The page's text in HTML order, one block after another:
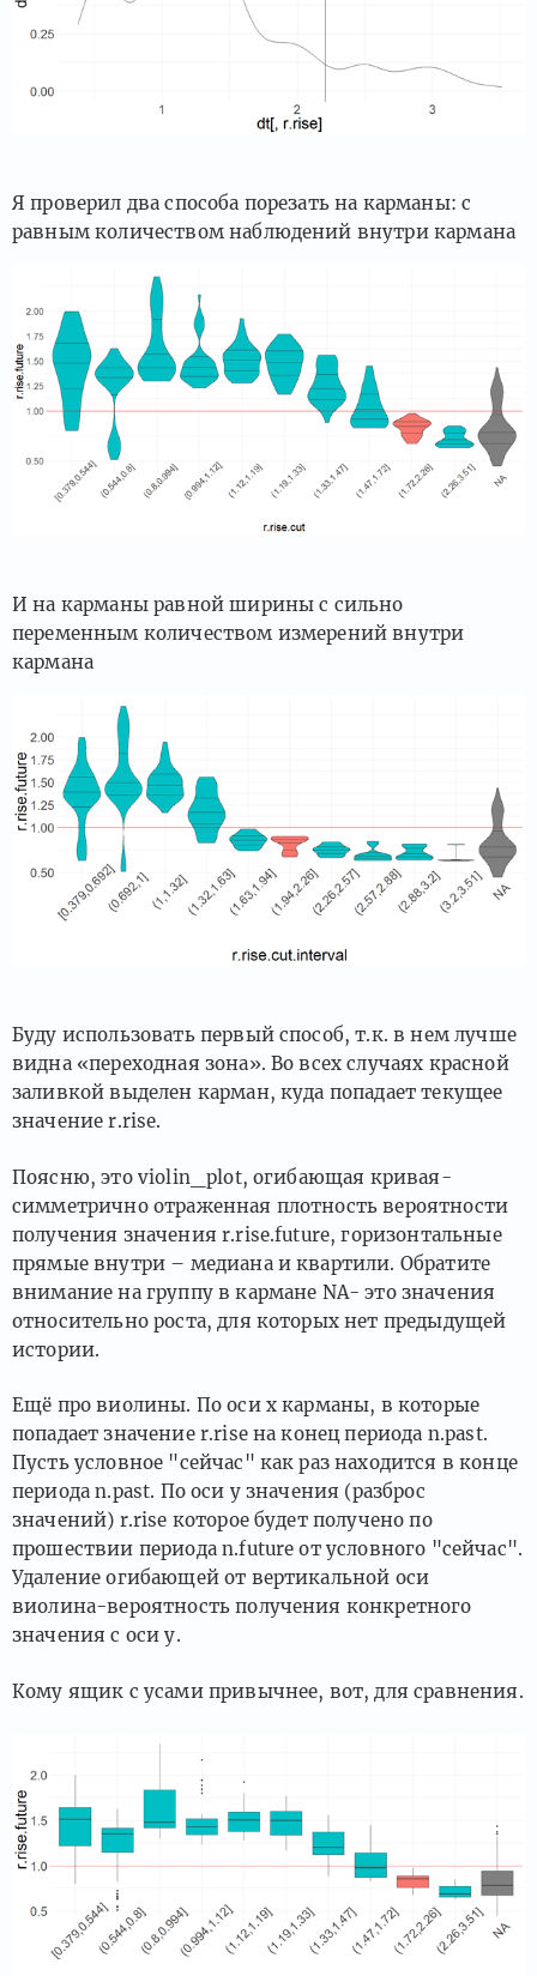
Я проверил два способа порезать на карманы: с
равным количеством наблюдений внутри кармана
И на карманы равной ширины с сильно
переменным количеством измерений внутри
кармана
Буду использовать первый способ, т.к. в нем лучше
видна «переходная зона». Во всех случаях красной
заливкой выделен карман, куда попадает текущее
значение r.rise.
Поясню, это violin_plot, огибающая кривая-
симметрично отраженная плотность вероятности
получения значения r.rise.future, горизонтальные
прямые внутри – медиана и квартили. Обратите
внимание на группу в кармане NA- это значения
относительно роста, для которых нет предыдущей
истории.
Ещё про виолины. По оси x карманы, в которые
попадает значение r.rise на конец периода n.past.
Пусть условное "сейчас" как раз находится в конце
периода n.past. По оси y значения (разброс
значений) r.rise которое будет получено по
прошествии периода n.future от условного "сейчас".
Удаление огибающей от вертикальной оси
виолина-вероятность получения конкретного
значения с оси y.
Кому ящик с усами привычнее, вот, для сравнения.